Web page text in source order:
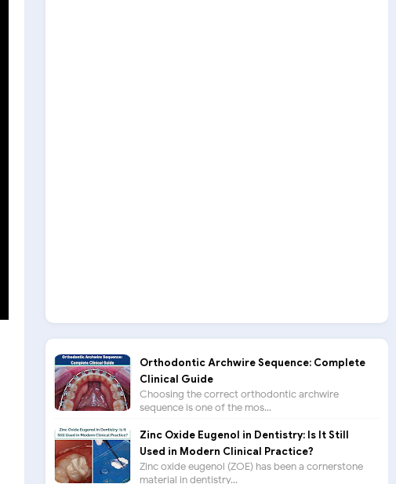
Orthodontic Archwire Sequence: Complete
Clinical Guide
Choosing the correct orthodontic archwire
sequence is one of the mos...
Zinc Oxide Eugenol in Dentistry: Is It Still
Used in Modern Clinical Practice?
Zinc oxide eugenol (ZOE) has been a cornerstone
material in dentistry...